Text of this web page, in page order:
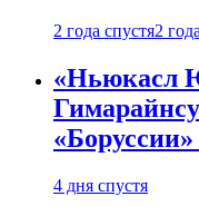
2 года спустя2
«Ньюкасл
4 дня спустя